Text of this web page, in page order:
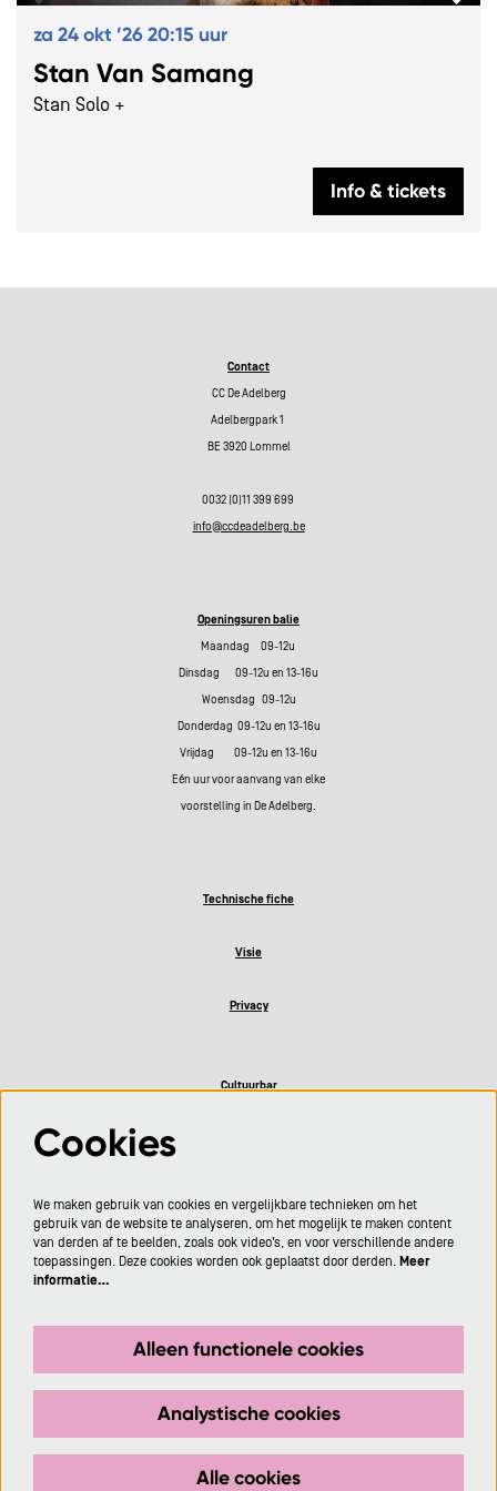
Stan Van Samang
Stan Solo +
za 24 okt ’2620:15 uur
Info & tickets
Contact
CC De Adelberg
Adelbergpark 1
BE 3920 Lommel
0032 (0)11 399 699
info@ccdeadelberg.be
Openingsuren balie
Maandag 09-12u
Dinsdag 09-12u en 13-16u
Woensdag 09-12u
Donderdag 09-12u en 13-16u
Vrijdag 09-12u en 13-16u
Eén uur voor aanvang van elke
voorstelling in De Adelberg.
Technische fiche
Visie
Privacy
Cultuurbar
Aanmelden
Cookies
We maken gebruik van cookies en vergelijkbare technieken om het
gebruik van de website te analyseren, om het mogelijk te maken content
van derden af te beelden, zoals ook video’s, en voor verschillende andere
toepassingen. Deze cookies worden ook geplaatst door derden. Meer
informatie…
Alleen functionele cookies
Analystische cookies
Alle cookies